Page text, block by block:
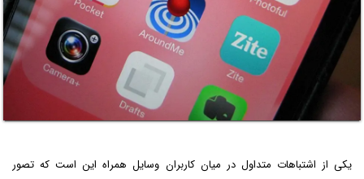
یکی از اشتباهات متداول در میان کاربران وسایل همراه این است که تصور